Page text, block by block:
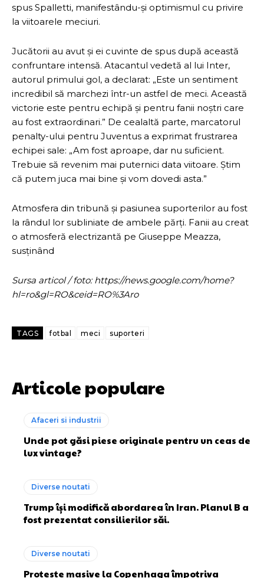
spus Spalletti, manifestându-și optimismul cu privire
la viitoarele meciuri.
Jucătorii au avut și ei cuvinte de spus după această
confruntare intensă. Atacantul vedetă al lui Inter,
autorul primului gol, a declarat: „Este un sentiment
incredibil să marchezi într-un astfel de meci. Această
victorie este pentru echipă și pentru fanii noștri care
au fost extraordinari.” De cealaltă parte, marcatorul
penalty-ului pentru Juventus a exprimat frustrarea
echipei sale: „Am fost aproape, dar nu suficient.
Trebuie să revenim mai puternici data viitoare. Știm
că putem juca mai bine și vom dovedi asta.”
Atmosfera din tribună și pasiunea suporterilor au fost
la rândul lor subliniate de ambele părți. Fanii au creat
o atmosferă electrizantă pe Giuseppe Meazza,
susținând
Sursa articol / foto: https://news.google.com/home?
hl=ro&gl=RO&ceid=RO%3Aro
TAGS fotbal meci suporteri
Articole populare
Afaceri si industrii
Unde pot găsi piese originale pentru un ceas de
lux vintage?
Diverse noutati
Trump își modifică abordarea în Iran. Planul B a
fost prezentat consilierilor săi.
Diverse noutati
Proteste masive la Copenhaga împotriva